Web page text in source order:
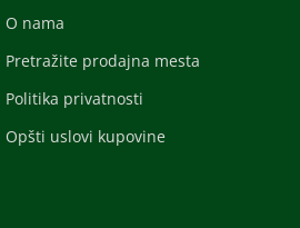
O nama
Pretražite prodajna mesta
Politika privatnosti
Opšti uslovi kupovine